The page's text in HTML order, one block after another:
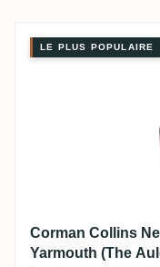
Corman
LE PLUS POPULAIRE
Corman Collins
Yarmouth (The